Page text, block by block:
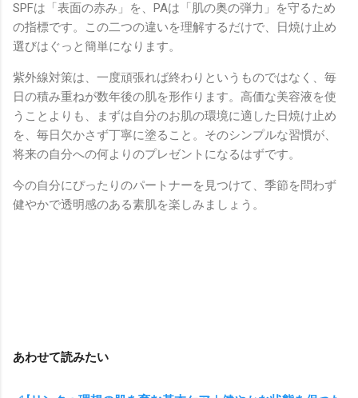
SPFは「表面の赤み」を、PAは「肌の奥の弾力」を守るため
の指標です。この二つの違いを理解するだけで、日焼け止め
選びはぐっと簡単になります。
紫外線対策は、一度頑張れば終わりというものではなく、毎
日の積み重ねが数年後の肌を形作ります。高価な美容液を使
うことよりも、まずは自分のお肌の環境に適した日焼け止め
を、毎日欠かさず丁寧に塗ること。そのシンプルな習慣が、
将来の自分への何よりのプレゼントになるはずです。
今の自分にぴったりのパートナーを見つけて、季節を問わず
健やかで透明感のある素肌を楽しみましょう。
あわせて読みたい